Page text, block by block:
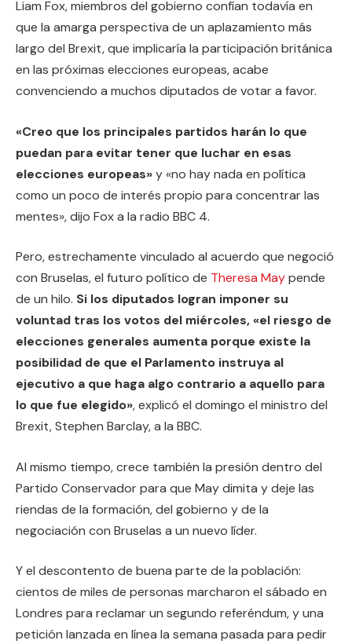
Liam Fox, miembros del gobierno confían todavía en
que la amarga perspectiva de un aplazamiento más
largo del Brexit, que implicaría la participación británica
en las próximas elecciones europeas, acabe
convenciendo a muchos diputados de votar a favor.
«Creo que los principales partidos harán lo que
puedan para evitar tener que luchar en esas
elecciones europeas»y «no hay nada en política
como un poco de interés propio para concentrar las
mentes», dijo Fox a la radio BBC 4.
Pero, estrechamente vinculado al acuerdo que negoció
con Bruselas, el futuro político de Theresa Maypende
de un hilo. Si los diputados logran imponer su
voluntad tras los votos del miércoles, «el riesgo de
elecciones generales aumenta porque existe la
posibilidad de que el Parlamento instruya al
ejecutivo a que haga algo contrario a aquello para
lo que fue elegido», explicó el domingo el ministro del
Brexit, Stephen Barclay, a la BBC.
Al mismo tiempo, crece también la presión dentro del
Partido Conservador para que May dimita y deje las
riendas de la formación, del gobierno y de la
negociación con Bruselas a un nuevo líder.
Y el descontento de buena parte de la población:
cientos de miles de personas marcharon el sábado en
Londres para reclamar un segundo referéndum, y una
petición lanzada en línea la semana pasada para pedir